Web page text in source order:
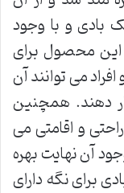
بادی و با وجود
محصول برای
می توانند آن
دهند. همچنین
و اقامتی می
آن نهایت بهره
برای نگه دارای